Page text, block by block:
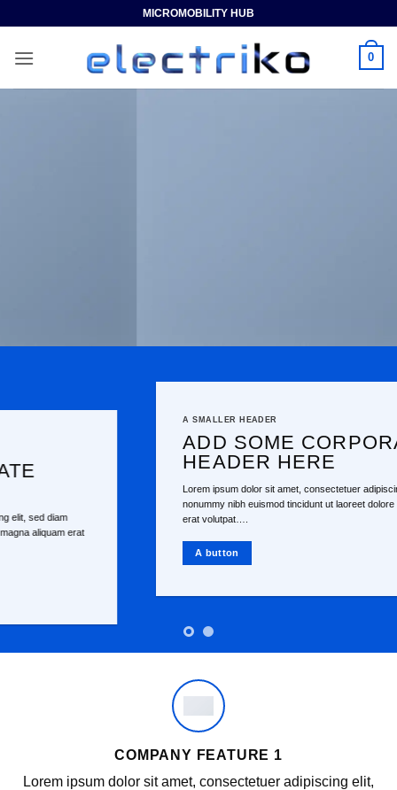
contenido
MICROMOBILITY HUB
0
A SMALLER HEADER
ADD SOME CORPORATE
HEADER HERE
Lorem ipsum dolor sit amet, consectetuer adipiscing elit, sed diam
nonummy nibh euismod tincidunt ut laoreet dolore magna aliquam
COMPANY FEATURE 1
Lorem ipsum dolor sit amet, consectetuer adipiscing elit,